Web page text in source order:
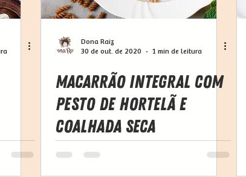
Dona Raiz
30 de out. de 2020
1 min de leitura
Macarrão integral com
pesto de hortelã e
coalhada seca